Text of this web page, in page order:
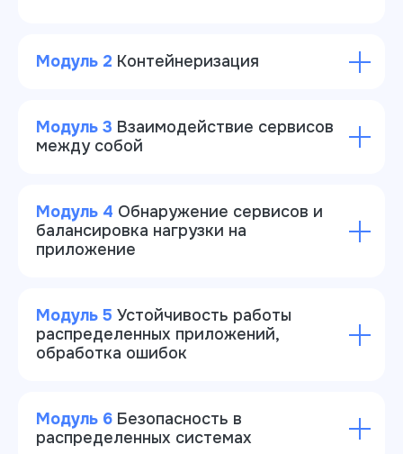
Модуль 2 Контейнеризация
Модуль 3 Взаимодействие сервисов
между собой
Модуль 4 Обнаружение сервисов и
балансировка нагрузки на
приложение
Модуль 5 Устойчивость работы
распределенных приложений,
обработка ошибок
Модуль 6 Безопасность в
распределенных системах